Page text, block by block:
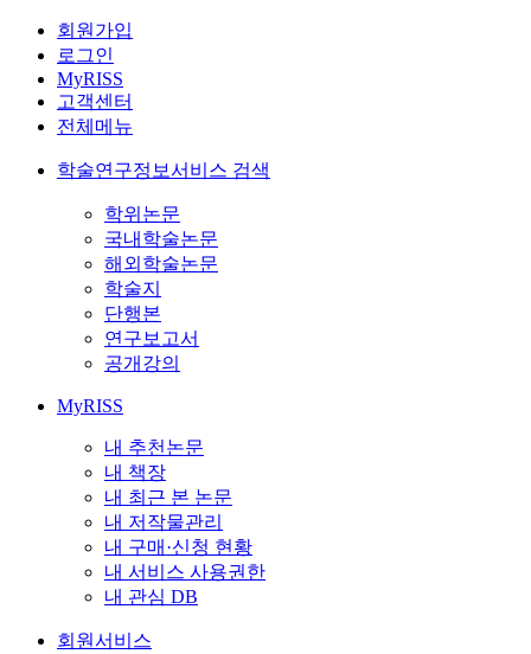
회원가입
로그인
MyRISS
고객센터
전체메뉴
학술연구정보서비스 검색
학위논문
국내학술논문
해외학술논문
학술지
단행본
연구보고서
공개강의
MyRISS
내 추천논문
내 책장
내 최근 본 논문
내 저작물관리
내 구매·신청 현황
내 서비스 사용권한
내 관심 DB
회원서비스